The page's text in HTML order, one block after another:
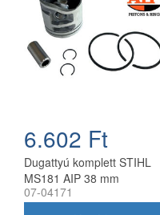
6.602 Ft
Dugattyú komplett STIHL
MS181 AIP 38 mm
07-04171